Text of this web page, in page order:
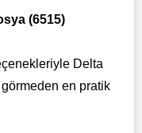
(6515)
Delta
en pratik